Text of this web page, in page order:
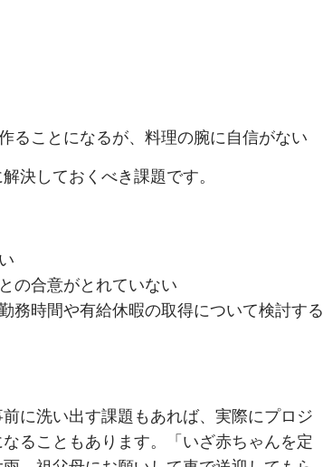
ることになるが、料理の腕に自信がない
決しておくべき課題です。
の合意がとれていない
務時間や有給休暇の取得について検討する
に洗い出す課題もあれば、実際にプロジ
ることもあります。「いざ赤ちゃんを定